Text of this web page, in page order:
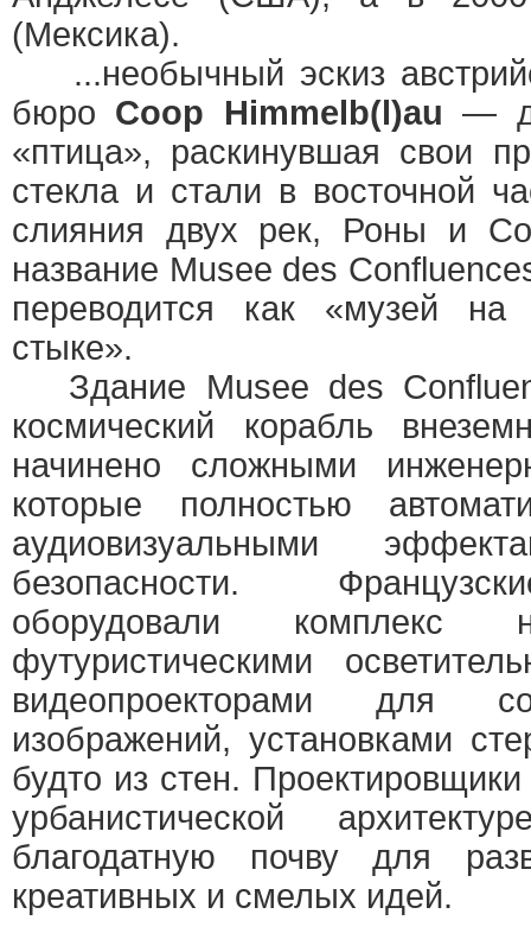
(Мексика).
...необычный эскиз
бюро Coop Himmelb(l)au—
«птица», раскинувшая свои
стекла и стали в восточной
слияния двух рек, Роны и
название Musee des
переводится как «музей
стыке».
Здание Musee des
космический корабль
начинено сложными
которые полностью
аудиовизуальными
безопасности.
оборудовали комплекс
футуристическими
видеопроекторами для
изображений, установками
будто из стен.
урбанистической
благодатную почву для
креативных и смелых идей.